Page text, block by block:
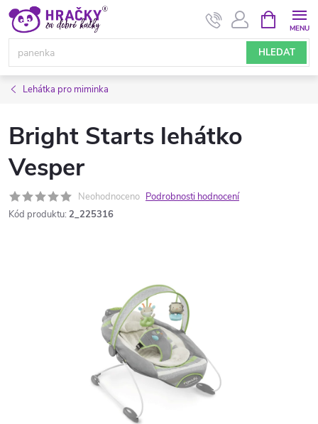
Přejít
obsah
HLEDAT
NÁKUPNÍ
KOŠÍK
Lehátka pro miminka
Bright Starts lehátko
Vesper
Neohodnoceno Podrobnosti hodnocení
Kód produktu: 2_225316